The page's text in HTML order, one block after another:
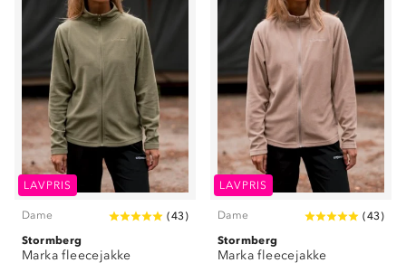
LAVPRIS
Dame (43)
Stormberg
Marka fleecejakke
LAVPRIS
Dame (43)
Stormberg
Marka fleecejakke